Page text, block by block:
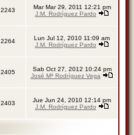
2243
Mar Mar 29, 2011 12:21 pm
J.M. Rodríguez Pardo
2264
Lun Jul 12, 2010 11:09 am
J.M. Rodríguez Pardo
2405
Sab Oct 27, 2012 10:24 pm
José Mª Rodríguez Vega
2403
Jue Jun 24, 2010 12:14 pm
J.M. Rodríguez Pardo